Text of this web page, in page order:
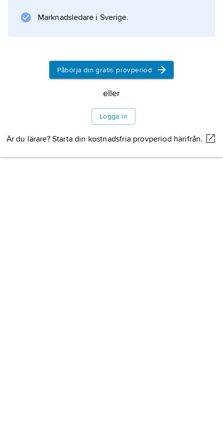
rättsordningar har också vunnit anslutning i
Marknadsledare i Sverige.
Påbörja din gratis provperiod
eller
Logga in
Är du lärare? Starta din kostnadsfria provperiod härifrån.